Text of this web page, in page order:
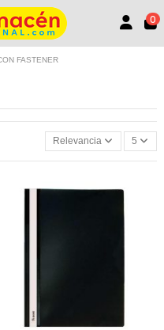
0
FASTENER
Relevancia 5